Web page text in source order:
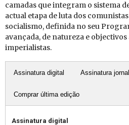
camadas que integram o sistema
actual etapa de luta dos
socialismo, definida no seu
avançada, de natureza e
imperialistas.
Assinatura digital Assinatura
Comprar última edição
Assinatura digital